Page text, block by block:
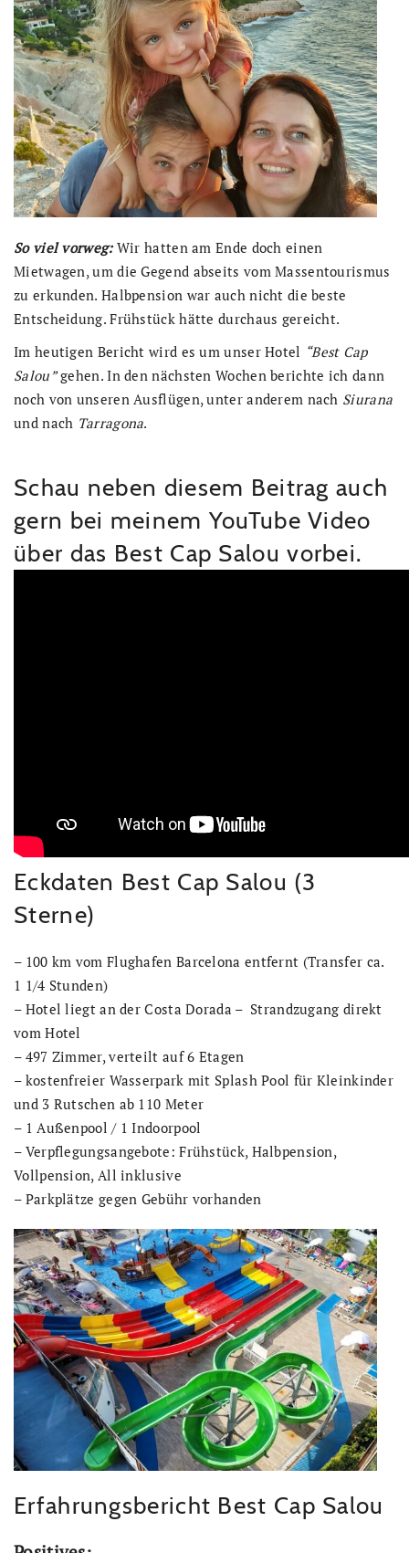
So viel vorweg:Wir hatten am Ende doch einen
Mietwagen, um die Gegend abseits vom Massentourismus
zu erkunden. Halbpension war auch nicht die beste
Entscheidung. Frühstück hätte durchaus gereicht.
Im heutigen Bericht wird es um unser Hotel “Best Cap
Salou”gehen. In den nächsten Wochen berichte ich dann
noch von unseren Ausflügen, unter anderem nach Siurana
und nach Tarragona.
Schau neben diesem Beitrag auch
gern bei meinem YouTube Video
über das Best Cap Salou vorbei.
Eckdaten Best Cap Salou (3
Sterne)
– 100 km vom Flughafen Barcelona entfernt (Transfer ca.
1 1/4 Stunden)
– Hotel liegt an der Costa Dorada – Strandzugang direkt
vom Hotel
– 497 Zimmer, verteilt auf 6 Etagen
– kostenfreier Wasserpark mit Splash Pool für Kleinkinder
und 3 Rutschen ab 110 Meter
– 1 Außenpool / 1 Indoorpool
– Verpflegungsangebote: Frühstück, Halbpension,
Vollpension, All inklusive
– Parkplätze gegen Gebühr vorhanden
Erfahrungsbericht Best Cap Salou